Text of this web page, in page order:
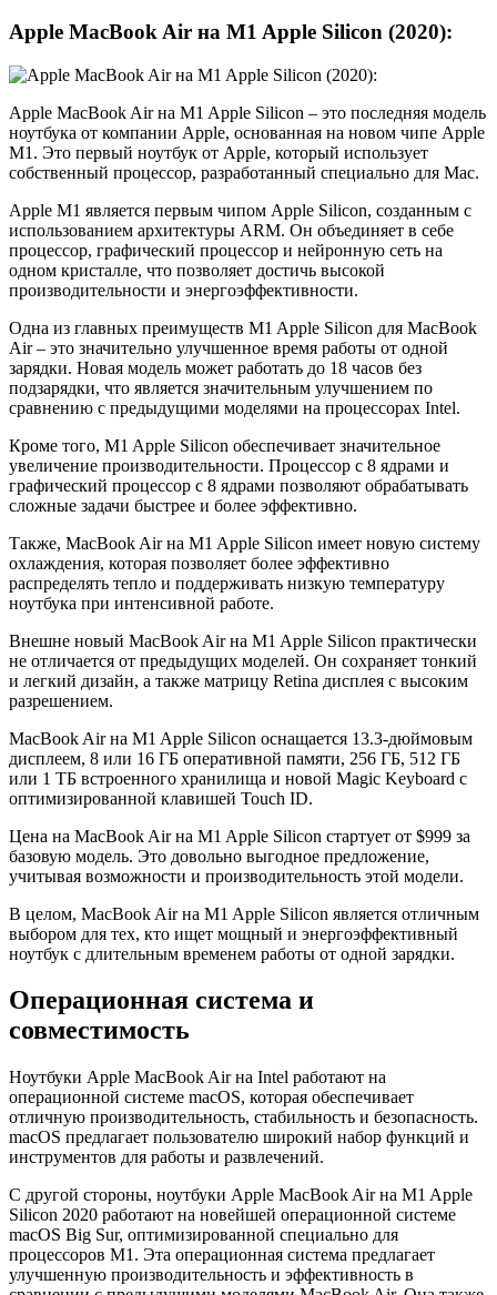
Apple MacBook Air на M1 Apple Silicon (2020):
Apple MacBook Air на M1 Apple Silicon – это последняя модель
ноутбука от компании Apple, основанная на новом чипе Apple
M1. Это первый ноутбук от Apple, который использует
собственный процессор, разработанный специально для Mac.
Apple M1 является первым чипом Apple Silicon, созданным с
использованием архитектуры ARM. Он объединяет в себе
процессор, графический процессор и нейронную сеть на
одном кристалле, что позволяет достичь высокой
производительности и энергоэффективности.
Одна из главных преимуществ M1 Apple Silicon для MacBook
Air – это значительно улучшенное время работы от одной
зарядки. Новая модель может работать до 18 часов без
подзарядки, что является значительным улучшением по
сравнению с предыдущими моделями на процессорах Intel.
Кроме того, M1 Apple Silicon обеспечивает значительное
увеличение производительности. Процессор с 8 ядрами и
графический процессор с 8 ядрами позволяют обрабатывать
сложные задачи быстрее и более эффективно.
Также, MacBook Air на M1 Apple Silicon имеет новую систему
охлаждения, которая позволяет более эффективно
распределять тепло и поддерживать низкую температуру
ноутбука при интенсивной работе.
Внешне новый MacBook Air на M1 Apple Silicon практически
не отличается от предыдущих моделей. Он сохраняет тонкий
и легкий дизайн, а также матрицу Retina дисплея с высоким
разрешением.
MacBook Air на M1 Apple Silicon оснащается 13.3-дюймовым
дисплеем, 8 или 16 ГБ оперативной памяти, 256 ГБ, 512 ГБ
или 1 ТБ встроенного хранилища и новой Magic Keyboard с
оптимизированной клавишей Touch ID.
Цена на MacBook Air на M1 Apple Silicon стартует от $999 за
базовую модель. Это довольно выгодное предложение,
учитывая возможности и производительность этой модели.
В целом, MacBook Air на M1 Apple Silicon является отличным
выбором для тех, кто ищет мощный и энергоэффективный
ноутбук с длительным временем работы от одной зарядки.
Операционная система и
совместимость
Ноутбуки Apple MacBook Air на Intel работают на
операционной системе macOS, которая обеспечивает
отличную производительность, стабильность и безопасность.
macOS предлагает пользователю широкий набор функций и
инструментов для работы и развлечений.
С другой стороны, ноутбуки Apple MacBook Air на M1 Apple
Silicon 2020 работают на новейшей операционной системе
macOS Big Sur, оптимизированной специально для
процессоров M1. Эта операционная система предлагает
улучшенную производительность и эффективность в